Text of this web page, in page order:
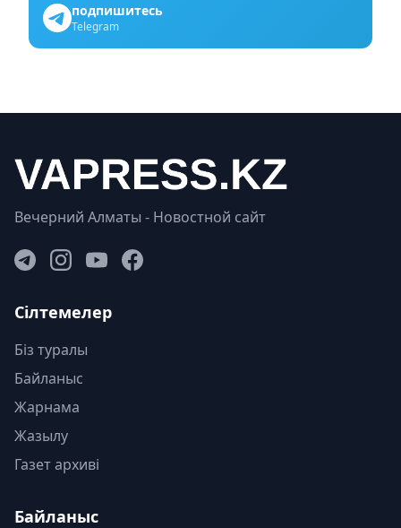
подпишитесь
Telegram
Вечерний Алматы - Новостной сайт
Сілтемелер
Біз туралы
Байланыс
Жарнама
Жазылу
Газет архиві
Байланыс